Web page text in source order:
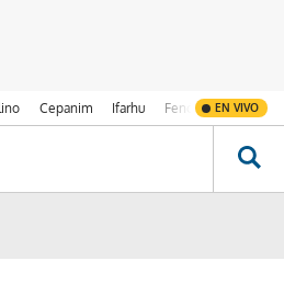
Cepanim Ifarhu Fenómeno de El
EN VIVO